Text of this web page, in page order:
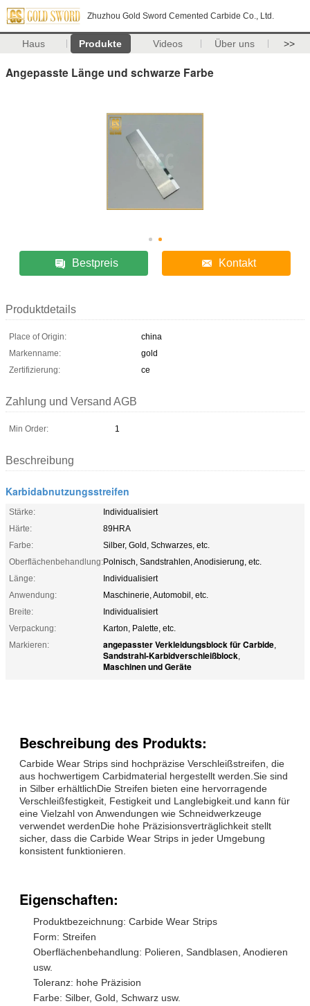
Zhuzhou Gold Sword Cemented Carbide Co., Ltd.
Haus Produkte Videos Über uns >>
Angepasste Länge und schwarze Farbe
Bestpreis Kontakt
Produktdetails
Place of Origin:
china
Markenname:
gold
Zertifizierung:
ce
Zahlung und Versand AGB
Min Order: 1
Beschreibung
Karbidabnutzungsstreifen
Stärke:
Individualisiert
Härte:
89HRA
Farbe:
Silber, Gold, Schwarzes, etc.
Oberflächenbehandlung:Polnisch, Sandstrahlen, Anodisierung, etc.
Länge:
Individualisiert
Anwendung:
Maschinerie, Automobil, etc.
Breite:
Individualisiert
Verpackung:
Karton, Palette, etc.
Markieren:
angepasster Verkleidungsblock für Carbide,
Sandstrahl-Karbidverschleißblock,
Maschinen und Geräte
Beschreibung des Produkts:
Carbide Wear Strips sind hochpräzise Verschleißstreifen, die
aus hochwertigem Carbidmaterial hergestellt werden.Sie sind
in Silber erhältlichDie Streifen bieten eine hervorragende
Verschleißfestigkeit, Festigkeit und Langlebigkeit.und kann für
eine Vielzahl von Anwendungen wie Schneidwerkzeuge
verwendet werdenDie hohe Präzisionsverträglichkeit stellt
sicher, dass die Carbide Wear Strips in jeder Umgebung
konsistent funktionieren.
Eigenschaften:
Produktbezeichnung: Carbide Wear Strips
Form: Streifen
Oberflächenbehandlung: Polieren, Sandblasen, Anodieren
usw.
Toleranz: hohe Präzision
Farbe: Silber, Gold, Schwarz usw.